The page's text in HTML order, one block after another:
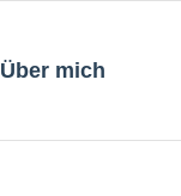
Über mich